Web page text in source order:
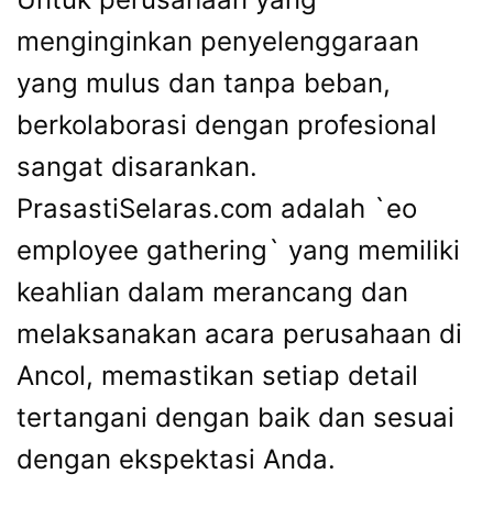
menginginkan penyelenggaraan
yang mulus dan tanpa beban,
berkolaborasi dengan profesional
sangat disarankan.
PrasastiSelaras.com adalah `eo
employee gathering` yang memiliki
keahlian dalam merancang dan
melaksanakan acara perusahaan di
Ancol, memastikan setiap detail
tertangani dengan baik dan sesuai
dengan ekspektasi Anda.